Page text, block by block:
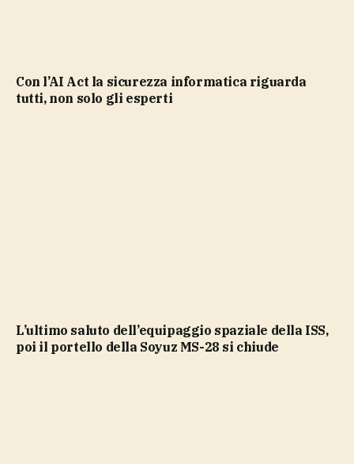
Con l’AI Act la sicurezza informatica riguarda
tutti, non solo gli esperti
L’ultimo saluto dell’equipaggio spaziale della ISS,
poi il portello della Soyuz MS-28 si chiude